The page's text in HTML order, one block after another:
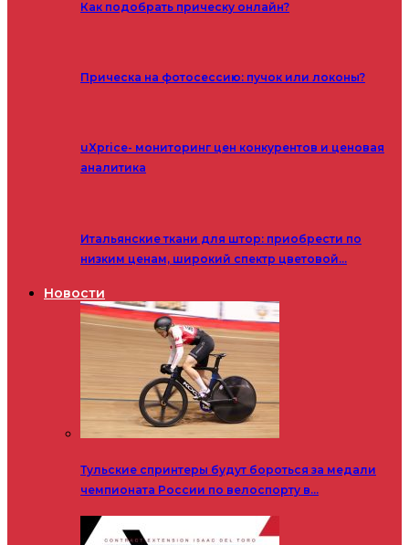
Как подобрать прическу онлайн?
Прическа на фотосессию: пучок или локоны?
uXprice- мониторинг цен конкурентов и ценовая
аналитика
Итальянские ткани для штор: приобрести по
низким ценам, широкий спектр цветовой…
Новости
Тульские спринтеры будут бороться за медали
чемпионата России по велоспорту в…